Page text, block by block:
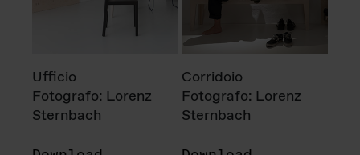
Ufficio
Fotografo: Lorenz
Sternbach
Corridoio
Fotografo: Lorenz
Sternbach